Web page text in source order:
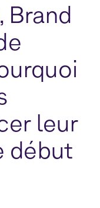
Brand
leur
début